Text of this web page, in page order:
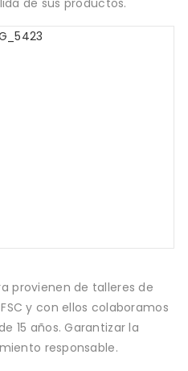
provienen de talleres de
y con ellos colaboramos
15 años. Garantizar la
responsable.